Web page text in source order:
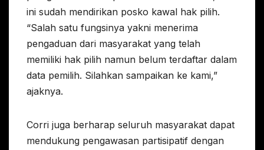
ini sudah mendirikan posko kawal hak pilih.
“Salah satu fungsinya yakni menerima
pengaduan dari masyarakat yang telah
memiliki hak pilih namun belum terdaftar dalam
data pemilih. Silahkan sampaikan ke kami,”
ajaknya.
Corri juga berharap seluruh masyarakat dapat
mendukung pengawasan partisipatif dengan